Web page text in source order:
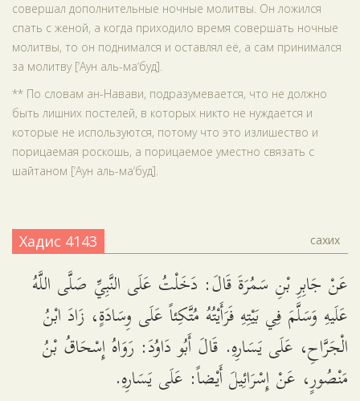
совершал дополнительные ночные молитвы. Он ложился
спать с женой, а когда приходило время совершать ночные
молитвы, то он поднимался и оставлял её, а сам принимался
за молитву [‘Аун аль-ма‘буд].
** По словам ан-Навави, подразумевается, что не должно
быть лишних постелей, в которых никто не нуждается и
которые не используются, потому что это излишество и
порицаемая роскошь, а порицаемое уместно связать с
шайтаном [‘Аун аль-ма‘буд].
Хадис 4143 сахих
عَنْ جَابِرِ بْنِ سَمُرَةَ قَالَ: دَخَلْتُ عَلَى النَّبِيِّ صَلَّى اللَّهُ
عَلَيهِ وَسَلَّمَ فِي بَيْتِهِ فَرَأَيْتُهُ مُتَّكِئاً عَلَى وِسَادَةٍ، زَادَ ابْنُ
الْجَرَّاحِ، عَلَى يَسَارِهِ. قَالَ أَبُو دَاوُدَ: رَوَاهُ إِسْحَاقُ بْنُ
مَنْصُورٍ، عَنْ إِسْرَائِيلَ أَيْضاً: عَلَى يَسَارِهِ.